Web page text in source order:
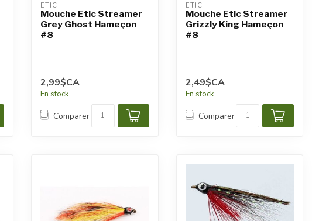
ETIC
Mouche Etic Streamer
Grey Ghost Hameçon
#8
2,99$CA
En stock
Comparer
ETIC
Mouche Etic Streamer
Grizzly King Hameçon
#8
2,49$CA
En stock
Comparer